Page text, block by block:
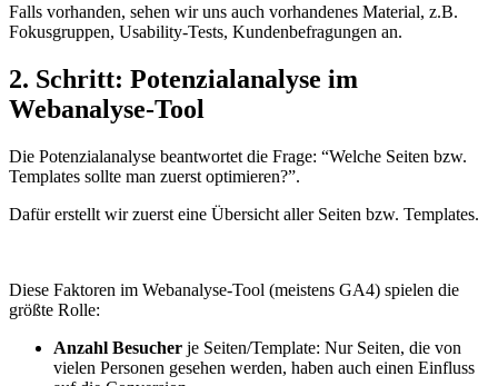
Falls vorhanden, sehen wir uns auch vorhandenes Material, z.B.
Fokusgruppen, Usability-Tests, Kundenbefragungen an.
2. Schritt: Potenzialanalyse im
Webanalyse-Tool
Die Potenzialanalyse beantwortet die Frage: “Welche Seiten bzw.
Templates sollte man zuerst optimieren?”.
Dafür erstellt wir zuerst eine Übersicht aller Seiten bzw. Templates.
Diese Faktoren im Webanalyse-Tool (meistens GA4) spielen die
größte Rolle:
Anzahl Besucher je Seiten/Template: Nur Seiten, die von
vielen Personen gesehen werden, haben auch einen Einfluss